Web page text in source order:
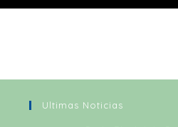
Ultimas Noticias